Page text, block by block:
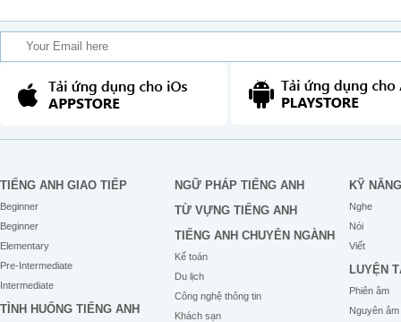
TIẾNG ANH GIAO TIẾP
Beginner
Beginner
Elementary
Pre-Intermediate
Intermediate
TÌNH HUỐNG TIẾNG ANH
NGỮ PHÁP TIẾNG ANH
TỪ VỰNG TIẾNG ANH
TIẾNG ANH CHUYÊN NGÀNH
Kế toán
Du lịch
Công nghệ thông tin
Khách sạn
KỸ NĂNG
Nghe
Nói
Viết
LUYỆN
Phiên âm
Nguyên âm